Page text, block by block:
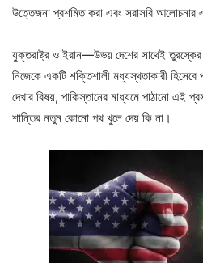
উত্তেজনা প্রশমিত করা এবং সরাসরি আলোচনার
যুক্তরাষ্ট্র ও ইরান—উভয় দেশের সাথেই তুরস্কের
নিজেকে একটি শক্তিশালী মধ্যস্থতাকারী হিসেবে
দেখার বিষয়, পাকিস্তানের মাধ্যমে পাঠানো এই
শান্তির নতুন কোনো পথ খুলে দেয় কি না।